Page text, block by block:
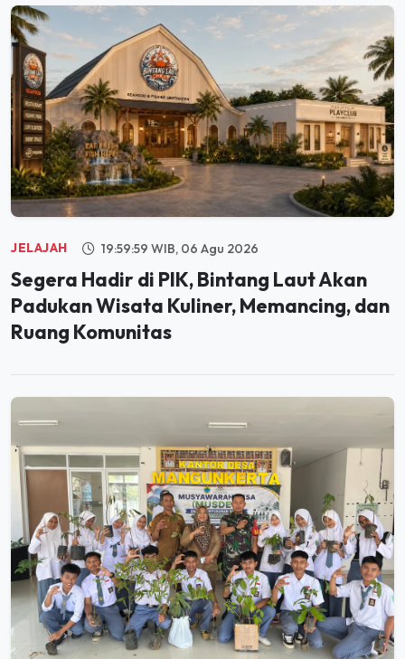
JELAJAH 19:59:59 WIB, 06 Agu 2026
Segera Hadir di PIK, Bintang Laut Akan
Padukan Wisata Kuliner, Memancing, dan
Ruang Komunitas